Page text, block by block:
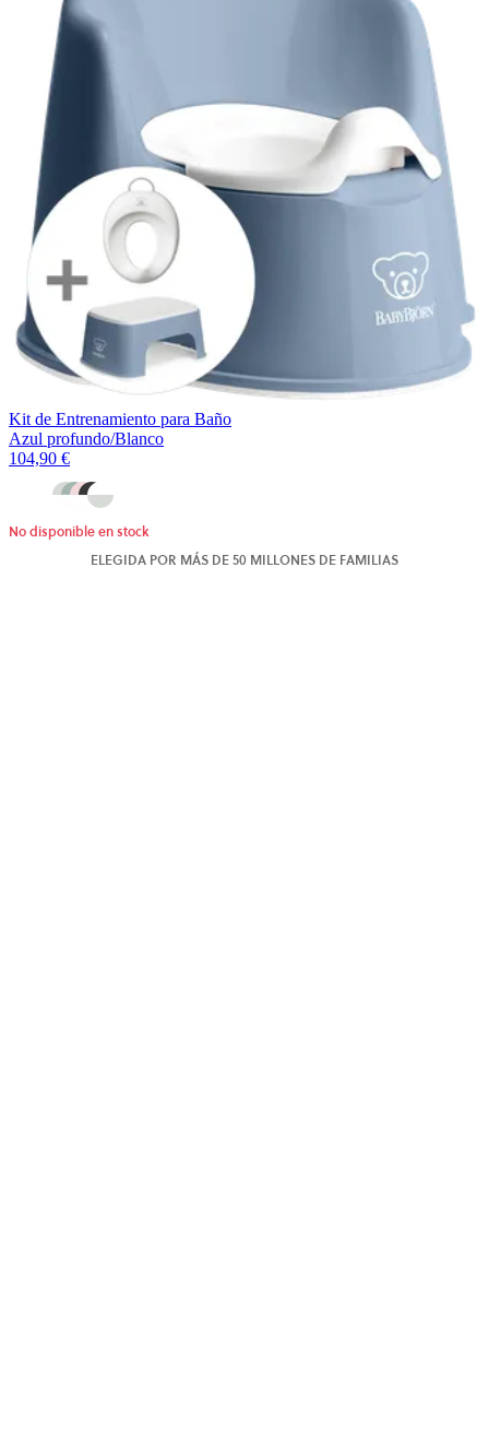
Kit de Entrenamiento para Baño
Azul profundo/Blanco
104,90 €
No disponible en stock
ELEGIDA POR MÁS DE 50 MILLONES DE FAMILIAS